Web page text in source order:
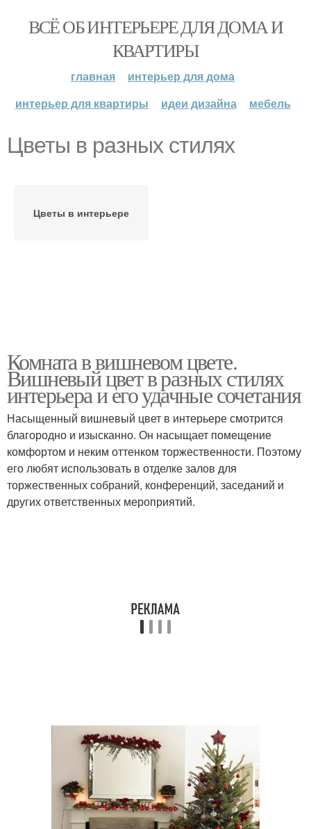
ВСЁ ОБ ИНТЕРЬЕРЕ ДЛЯ ДОМА И
КВАРТИРЫ
главная
интерьер для дома
интерьер для квартиры
идеи дизайна мебель
Цветы в разных стилях
Цветы в интерьере
Комната в вишневом цвете.
Вишневый цвет в разных стилях
интерьера и его удачные сочетания
Насыщенный вишневый цвет в интерьере смотрится
благородно и изысканно. Он насыщает помещение
комфортом и неким оттенком торжественности. Поэтому
его любят использовать в отделке залов для
торжественных собраний, конференций, заседаний и
других ответственных мероприятий.